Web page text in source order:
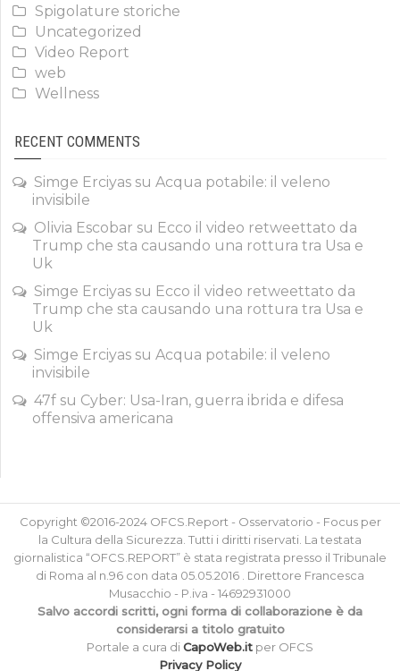
Spigolature storiche
Uncategorized
Video Report
web
Wellness
RECENT COMMENTS
Simge Erciyas su Acqua potabile: il veleno
invisibile
Olivia Escobar su Ecco il video retweettato da
Trump che sta causando una rottura tra Usa e
Uk
Simge Erciyas su Ecco il video retweettato da
Trump che sta causando una rottura tra Usa e
Uk
Simge Erciyas su Acqua potabile: il veleno
invisibile
47f su Cyber: Usa-Iran, guerra ibrida e difesa
offensiva americana
Copyright ©2016-2024 OFCS.Report - Osservatorio - Focus per
la Cultura della Sicurezza. Tutti i diritti riservati. La testata
giornalistica “OFCS.REPORT” è stata registrata presso il Tribunale
di Roma al n.96 con data 05.05.2016 . Direttore Francesca
Musacchio - P.iva - 14692931000
Salvo accordi scritti, ogni forma di collaborazione è da
considerarsi a titolo gratuito
Portale a cura diCapoWeb.it per OFCS
Privacy Policy